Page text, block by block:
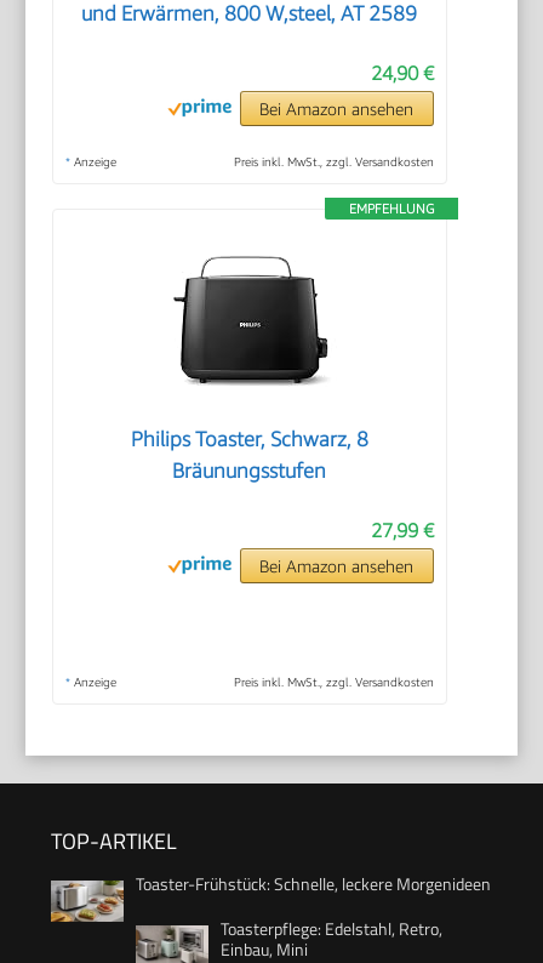
und Erwärmen, 800 W,steel, AT 2589
24,90 €
Bei Amazon ansehen
* Anzeige Preis inkl. MwSt., zzgl. Versandkosten
EMPFEHLUNG
Philips Toaster, Schwarz, 8
Bräunungsstufen
27,99 €
Bei Amazon ansehen
* Anzeige Preis inkl. MwSt., zzgl. Versandkosten
TOP-ARTIKEL
Toaster-Frühstück: Schnelle, leckere Morgenideen
Toasterpflege: Edelstahl, Retro,
Einbau, Mini